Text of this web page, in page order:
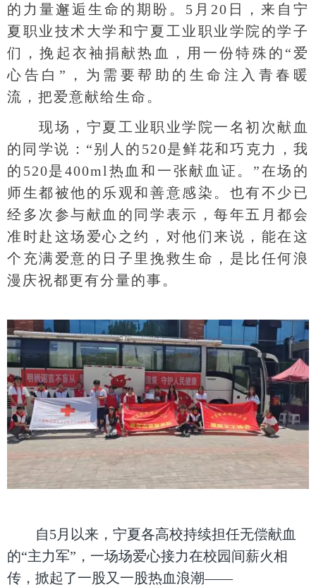
的力量邂逅生命的期盼。5月20日，来自宁
夏职业技术大学和宁夏工业职业学院的学子
们，挽起衣袖捐献热血，用一份特殊的“爱
心告白”，为需要帮助的生命注入青春暖
流，把爱意献给生命。
现场，宁夏工业职业学院一名初次献血
的同学说：“别人的520是鲜花和巧克力，我
的520是400ml热血和一张献血证。”在场的
师生都被他的乐观和善意感染。也有不少已
经多次参与献血的同学表示，每年五月都会
准时赴这场爱心之约，对他们来说，能在这
个充满爱意的日子里挽救生命，是比任何浪
漫庆祝都更有分量的事。
自5月以来，宁夏各高校持续担任无偿献血
的“主力军”，一场场爱心接力在校园间薪火相
传，掀起了一股又一股热血浪潮——